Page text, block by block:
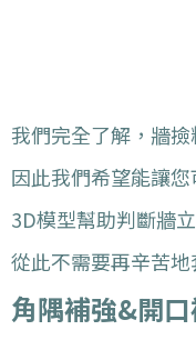
我們完全了解，牆
因此我們希望能讓
3D模型幫助判斷牆
從此不需要再辛苦地
角隅補強&開